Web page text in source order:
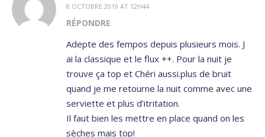
8 OCTOBRE 2019 AT 12H44
RÉPONDRE
Adepte des fempos depuis plusieurs mois. J
ai la classique et le flux ++. Pour la nuit je
trouve ça top et Chéri aussi.plus de bruit
quand je me retourne la nuit comme avec une
serviette et plus d’itritation.
Il faut bien les mettre en place quand on les
sèches mais top!